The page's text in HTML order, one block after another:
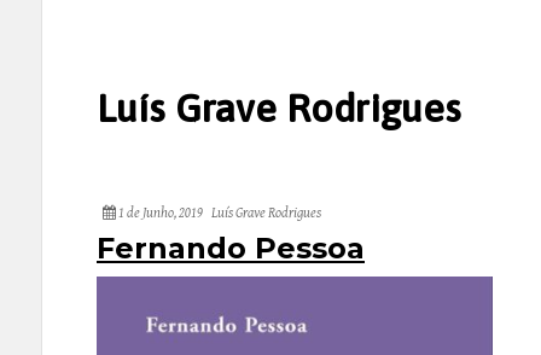
Luís Grave Rodrigues
1 de Junho, 2019 Luís Grave Rodrigues
Fernando Pessoa